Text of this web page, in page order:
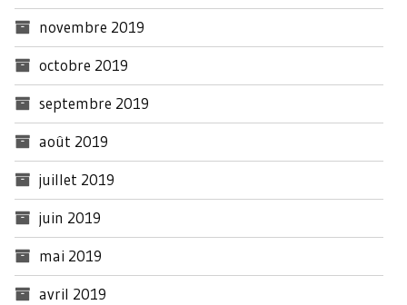
novembre 2019
octobre 2019
septembre 2019
août 2019
juillet 2019
juin 2019
mai 2019
avril 2019